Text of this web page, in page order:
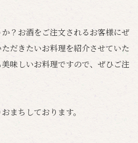
？お酒をご注文されるお客様にぜ
だきたいお料理を紹介させていた
味しいお料理ですので、ぜひご注
まちしております。